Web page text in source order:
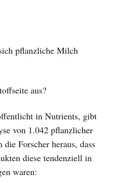
pflanzliche Milch
aus?
in Nutrients, gibt
von 1.042 pflanzlicher
die Forscher heraus, dass
diese tendenziell in
waren: